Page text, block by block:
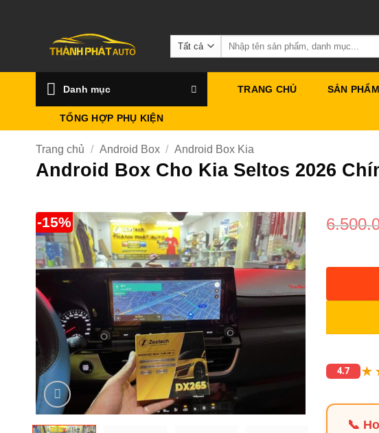
Tìm
kiếm:
Danh mục TRANG CHỦ SẢN PHẨM
TỔNG HỢP PHỤ KIỆN
Trang chủ / Android Box / Android Box Kia
Android Box Cho Kia Seltos 2026
-15%
4.7
📞